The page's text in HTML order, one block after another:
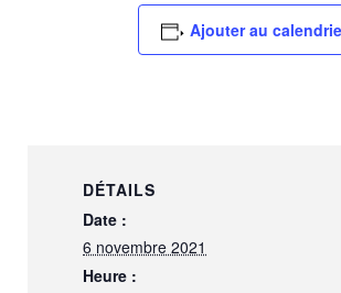
Ajouter au
DÉTAILS
Date :
6 novembre 2021
Heure :